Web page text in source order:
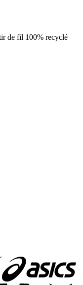
de fil 100% recyclé